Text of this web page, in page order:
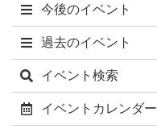
今後のイベント
過去のイベント
イベント検索
イベントカレンダー